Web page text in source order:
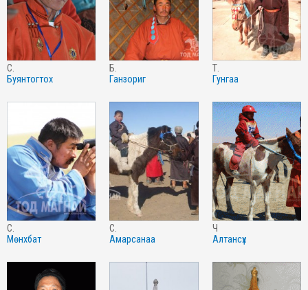
с.
буянтогтох
б.
ганзориг
т.
гунгаа
с.
мөнхбат
с.
амарсанаа
ч
алтансүх